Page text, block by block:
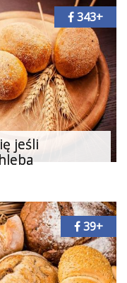
jeśli
343+
39+